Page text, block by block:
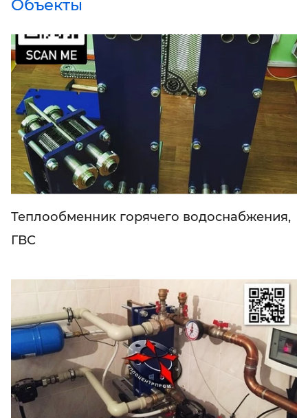
Объекты
Теплообменник горячего водоснабжения,
ГВС